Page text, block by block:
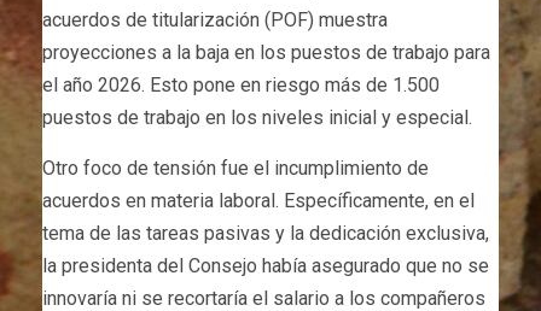
acuerdos de titularización (POF) muestra
proyecciones a la baja en los puestos de trabajo para
el año 2026. Esto pone en riesgo más de 1.500
puestos de trabajo en los niveles inicial y especial.
Otro foco de tensión fue el incumplimiento de
acuerdos en materia laboral. Específicamente, en el
tema de las tareas pasivas y la dedicación exclusiva,
la presidenta del Consejo había asegurado que no se
innovaría ni se recortaría el salario a los compañeros